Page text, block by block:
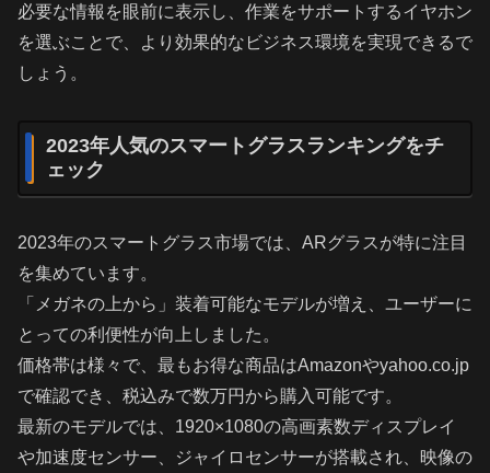
必要な情報を眼前に表示し、作業をサポートするイヤホン
を選ぶことで、より効果的なビジネス環境を実現できるで
しょう。
2023年人気のスマートグラスランキングをチ
ェック
2023年のスマートグラス市場では、ARグラスが特に注目
を集めています。
「メガネの上から」装着可能なモデルが増え、ユーザーに
とっての利便性が向上しました。
価格帯は様々で、最もお得な商品はAmazonやyahoo.co.jp
で確認でき、税込みで数万円から購入可能です。
最新のモデルでは、1920×1080の高画素数ディスプレイ
や加速度センサー、ジャイロセンサーが搭載され、映像の